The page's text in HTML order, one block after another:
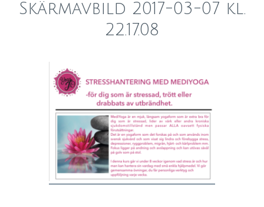
Skärmavbild 2017-03-07 kl.
22.17.08